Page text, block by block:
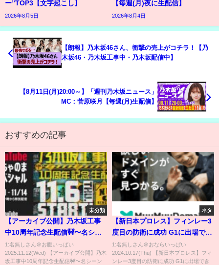
ー”TOP3【文字起こし】
2026年8月5日
【毎週(月)夜に生配信】
2026年8月4日
【朗報】乃木坂46さん、衝撃の売上がコチラ！【乃
木坂46・乃木坂工事中・乃木坂配信中】
【8月11日(月)20:00～】「週刊乃木坂ニュース」
MC：菅原咲月【毎週(月)生配信】
おすすめの記事
未分類
【アーカイブ公開】乃木坂工事
中10周年記念生配信🚧〜名シー
ンで振り返る！笑いと涙の3時間
SP〜
1:名無しさん＠お腹いっぱい
2025.11.12(Wed) 【アーカイブ公開】乃木
坂工事中10周年記念生配信🚧〜名シーン
ネタ
【新日本プロレス】フィンレー3
度目の防衛に成功 G1に出場でき
なかった男 タイチが挑戦表明
#shorts
1:名無しさん＠おならいっぱい
2024.10.17(Thu) 【新日本プロレス】フィ
ンレー3度目の防衛に成功 G1に出場でき